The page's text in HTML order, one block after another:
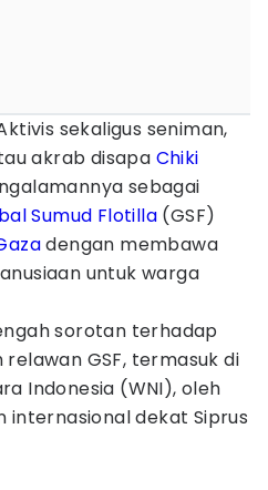
sekaligus seniman,
akrab disapa Chiki
sebagai
Sumud Flotilla (GSF)
dengan membawa
untuk warga
sorotan terhadap
GSF, termasuk di
Indonesia (WNI), oleh
internasional dekat Siprus